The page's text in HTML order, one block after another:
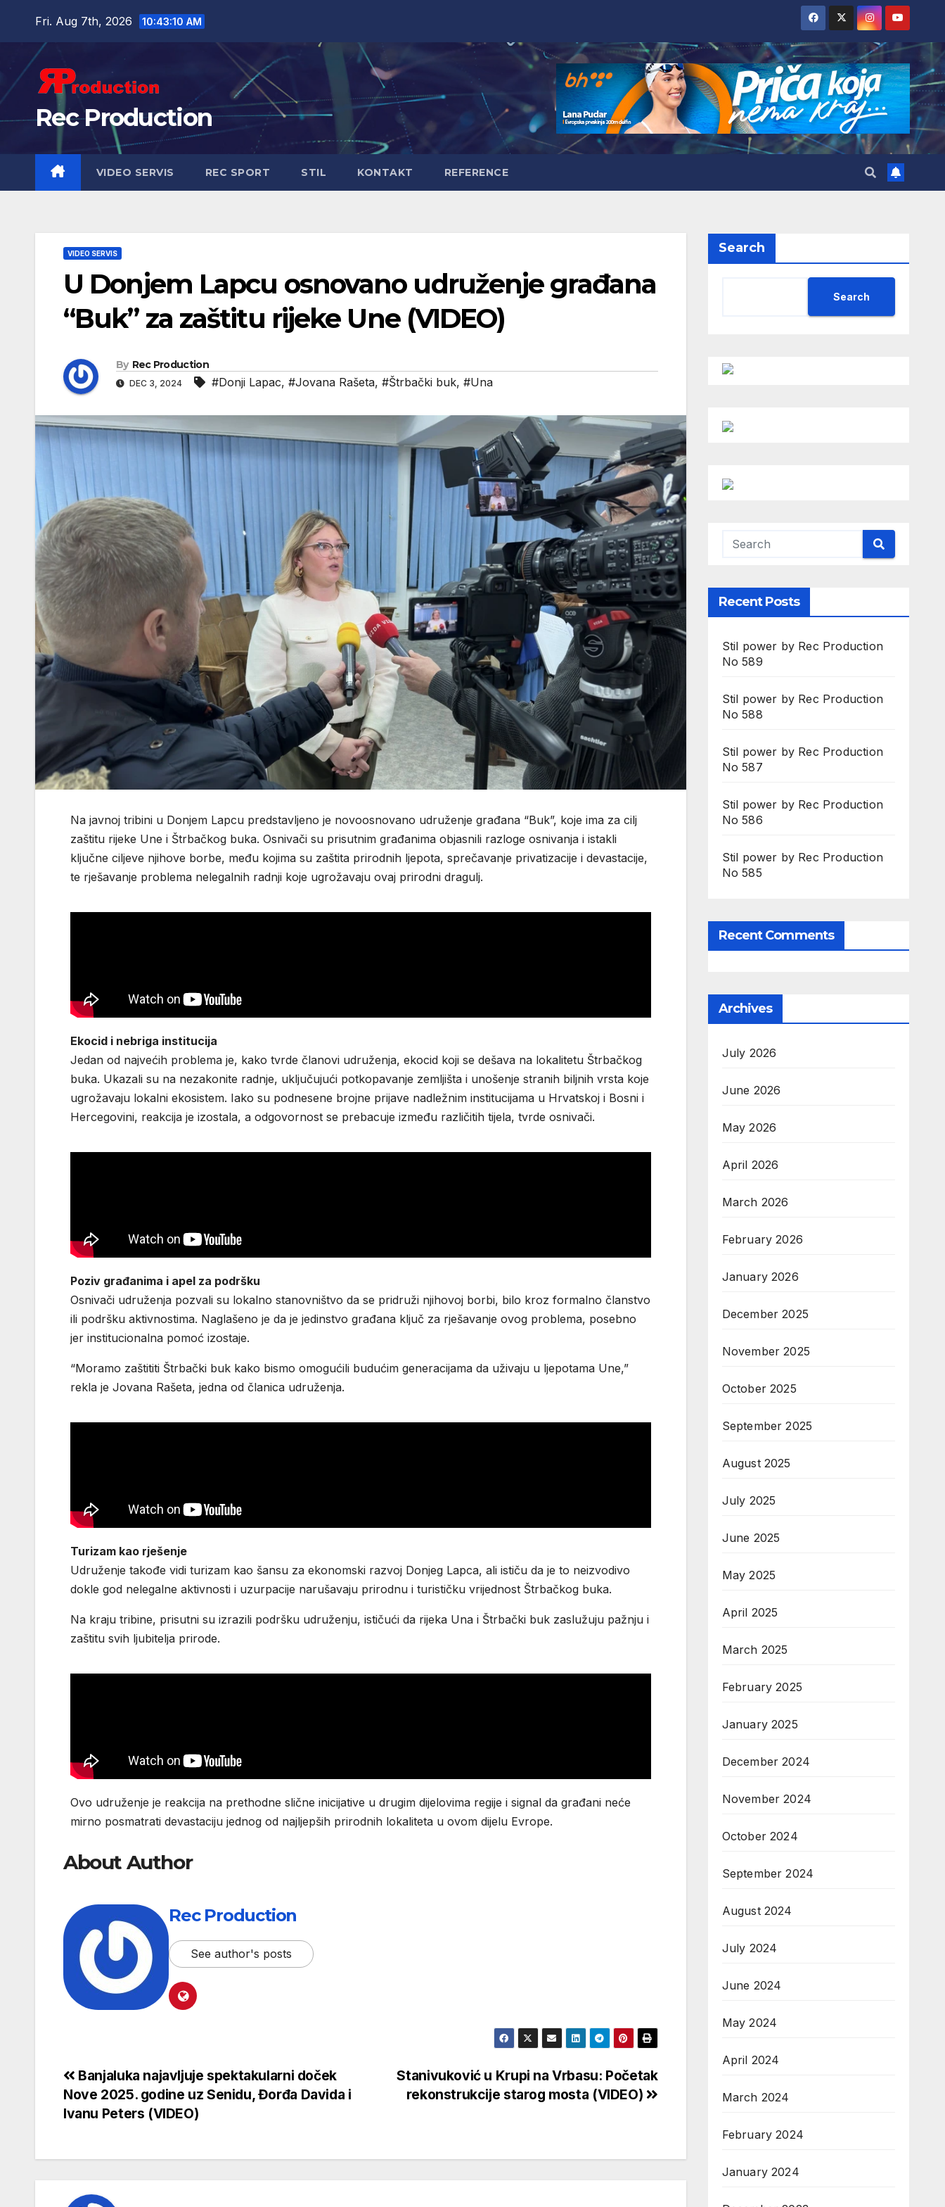
Fri. Aug 7th, 2026 10:43:11 AM
Rec Production
VIDEO SERVIS REC SPORT STIL KONTAKT REFERENCE
VIDEO SERVIS
U Donjem Lapcu osnovano udruženje građana
“Buk” za zaštitu rijeke Une (VIDEO)
By Rec Production
DEC 3, 2024 #Donji Lapac, #Jovana Rašeta, #Štrbački buk, #Una
Na javnoj tribini u Donjem Lapcu predstavljeno je novoosnovano udruženje građana “Buk”, koje ima za cilj
zaštitu rijeke Une i Štrbačkog buka. Osnivači su prisutnim građanima objasnili razloge osnivanja i istakli
ključne ciljeve njihove borbe, među kojima su zaštita prirodnih ljepota, sprečavanje privatizacije i devastacije,
te rješavanje problema nelegalnih radnji koje ugrožavaju ovaj prirodni dragulj.
Ekocid i nebriga institucija
Jedan od najvećih problema je, kako tvrde članovi udruženja, ekocid koji se dešava na lokalitetu Štrbačkog
buka. Ukazali su na nezakonite radnje, uključujući potkopavanje zemljišta i unošenje stranih biljnih vrsta koje
ugrožavaju lokalni ekosistem. Iako su podnesene brojne prijave nadležnim institucijama u Hrvatskoj i Bosni i
Hercegovini, reakcija je izostala, a odgovornost se prebacuje između različitih tijela, tvrde osnivači.
Poziv građanima i apel za podršku
Osnivači udruženja pozvali su lokalno stanovništvo da se pridruži njihovoj borbi, bilo kroz formalno članstvo
ili podršku aktivnostima. Naglašeno je da je jedinstvo građana ključ za rješavanje ovog problema, posebno
jer institucionalna pomoć izostaje.
“Moramo zaštititi Štrbački buk kako bismo omogućili budućim generacijama da uživaju u ljepotama Une,”
rekla je Jovana Rašeta, jedna od članica udruženja.
Turizam kao rješenje
Udruženje takođe vidi turizam kao šansu za ekonomski razvoj Donjeg Lapca, ali ističu da je to neizvodivo
dokle god nelegalne aktivnosti i uzurpacije narušavaju prirodnu i turističku vrijednost Štrbačkog buka.
Na kraju tribine, prisutni su izrazili podršku udruženju, ističući da rijeka Una i Štrbački buk zaslužuju pažnju i
zaštitu svih ljubitelja prirode.
Ovo udruženje je reakcija na prethodne slične inicijative u drugim dijelovima regije i signal da građani neće
mirno posmatrati devastaciju jednog od najljepših prirodnih lokaliteta u ovom dijelu Evrope.
About Author
Rec Production
See author's posts
Stanivuković u Krupi na Vrbasu: Početak
rekonstrukcije starog mosta (VIDEO)
Banjaluka najavljuje spektakularni doček
Nove 2025. godine uz Senidu, Đorđa Davida i
Ivanu Peters (VIDEO)
Search
Search
Recent Posts
Stil power by Rec Production
No 589
Stil power by Rec Production
No 588
Stil power by Rec Production
No 587
Stil power by Rec Production
No 586
Stil power by Rec Production
No 585
Recent Comments
Archives
July 2026
June 2026
May 2026
April 2026
March 2026
February 2026
January 2026
December 2025
November 2025
October 2025
September 2025
August 2025
July 2025
June 2025
May 2025
April 2025
March 2025
February 2025
January 2025
December 2024
November 2024
October 2024
September 2024
August 2024
July 2024
June 2024
May 2024
April 2024
March 2024
February 2024
January 2024